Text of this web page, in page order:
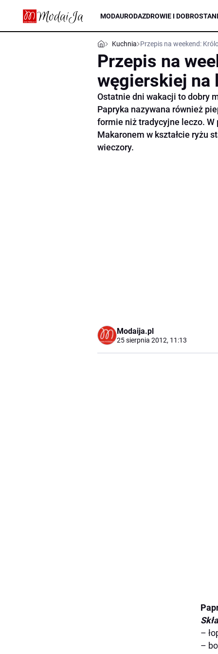
MODAURODAZDROWIE I DOBROSTAN
Kuchnia Przepis na weekend:
Przepis na
węgierskiej na
Ostatnie dni wakacji to dobry
Papryka nazywana również
formie niż tradycyjne leczo.
Makaronem w kształcie ryżu
wieczory.
Modaija.pl
25 sierpnia 2012, 11:13
–
–